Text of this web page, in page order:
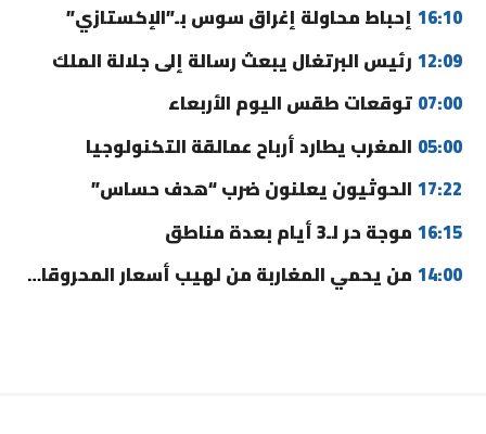
16:10 إحباط محاولة إغراق سوس بـ”الإكستازي”
12:09 رئيس البرتغال يبعث رسالة إلى جلالة الملك
07:00 توقعات طقس اليوم الأربعاء
05:00 المغرب يطارد أرباح عمالقة التكنولوجيا
17:22 الحوثيون يعلنون ضرب “هدف حساس”
16:15 موجة حر لـ3 أيام بعدة مناطق
14:00 من يحمي المغاربة من لهيب أسعار المحروقات؟